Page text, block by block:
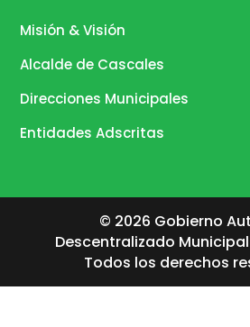
Misión & Visión
Alcalde de Cascales
Direcciones Municipales
Entidades Adscritas
© 2026 Gobierno
Descentralizado
Todos los derechos